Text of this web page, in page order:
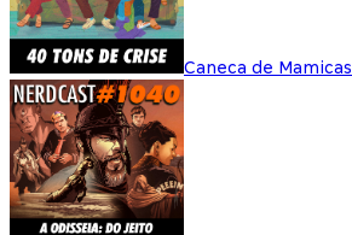
Caneca de Mamicas